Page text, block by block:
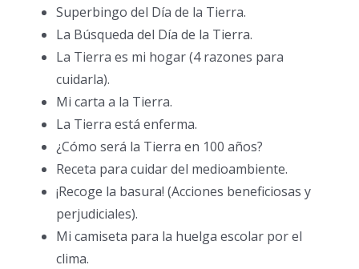
Superbingo del Día de la Tierra.
La Búsqueda del Día de la Tierra.
La Tierra es mi hogar (4 razones para
cuidarla).
Mi carta a la Tierra.
La Tierra está enferma.
¿Cómo será la Tierra en 100 años?
Receta para cuidar del medioambiente.
¡Recoge la basura! (Acciones beneficiosas y
perjudiciales).
Mi camiseta para la huelga escolar por el
clima.